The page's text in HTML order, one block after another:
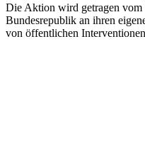
Die Aktion wird getragen vom
Bundesrepublik an ihren
von öffentlichen